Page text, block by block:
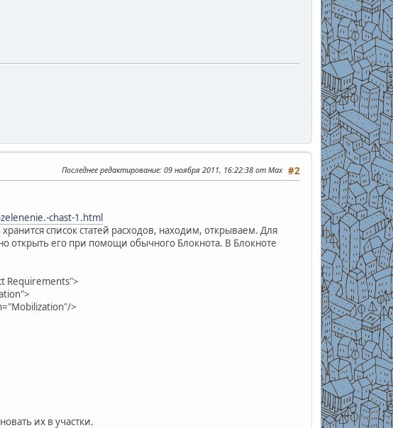
#2
Последнее редактирование: 09 ноября 2011, 16:22:38 от Max
chast-1.html
список статей расходов, находим, открываем. Для
открыть его при помощи обычного Блокнота. В Блокноте
Requirements">
>
их в участки.